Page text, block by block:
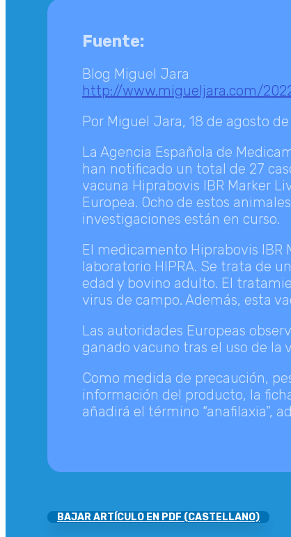
Fuente:
Blog Miguel Jara
http://www.migueljara.com/
Por Miguel Jara, 18 de agosto
La Agencia Española de
han notificado un total de 27
vacuna Hiprabovis IBR Marker
Europea. Ocho de estos
investigaciones están en curso.
El medicamento Hiprabovis IBR
laboratorio HIPRA. Se trata de
edad y bovino adulto. El
virus de campo. Además, esta
Las autoridades Europeas
ganado vacuno tras el uso de la
Como medida de precaución,
información del producto, la
añadirá el término “anafilaxia”,
BAJAR ARTÍCULO EN PDF (CASTELLANO)